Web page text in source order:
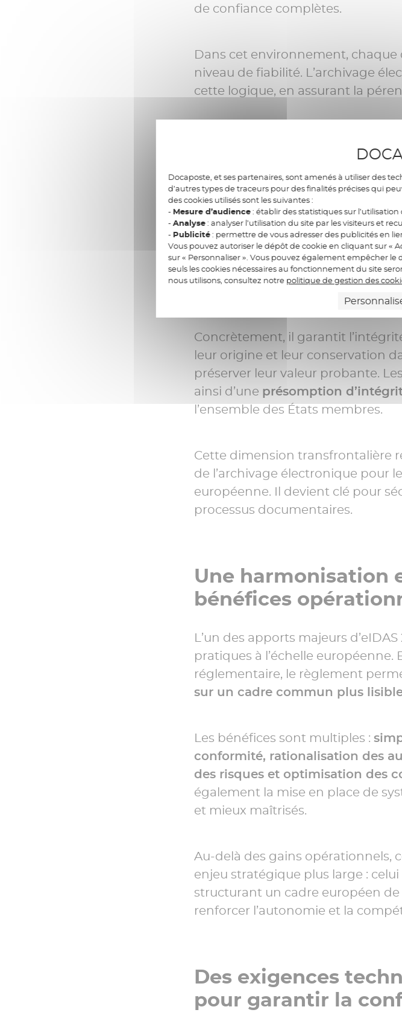
de confiance complètes.
Dans cet environnement,
niveau de fiabilité. L’archivage
cette logique, en assurant la
L’archivage
service de
La reconnaissance de l’archivage
confiance constitue l’une des
marque un changement de
à une fonction de stockage,
Concrètement, il garantit
leur origine et leur conservation
préserver leur valeur probante.
ainsi d’une présomption
l’ensemble des États membres.
Cette dimension transfrontalière
de l’archivage électronique pour
européenne. Il devient clé pour
processus documentaires.
Une harmonisation
bénéfices
L’un des apports majeurs
pratiques à l’échelle
réglementaire, le règlement
sur un cadre commun plus
Les bénéfices sont multiples :
conformité, rationalisation des
des risques et optimisation des
également la mise en place de
et mieux maîtrisés.
Au-delà des gains opérationnels,
enjeu stratégique plus large :
structurant un cadre européen de
renforcer l’autonomie et la
Des exigences
pour garantir la
Docaposte, et ses partenaires, sont amenés à utiliser des
d’autres types de traceurs pour des finalités précises qui
des cookies utilisés sont les suivantes :
-Mesure d’audience: établir des statistiques sur l’utilisation
-Analyse: analyser l’utilisation du site par les visiteurs et
-Publicité: permettre de vous adresser des publicités en
Vous pouvez autoriser le dépôt de cookie en cliquant sur «
sur « Personnaliser ». Vous pouvez également empêcher
seuls les cookies nécessaires au fonctionnement du site
nous utilisons, consultez notre politique de gestion des